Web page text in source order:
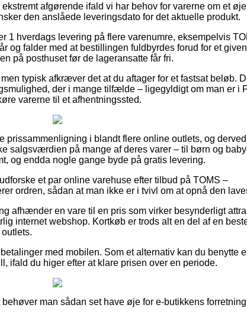
afgørende ifald vi har behov for varerne om et
den anslåede leveringsdato for det aktuelle produkt.
1 hverdags levering på flere varenumre, eksempelvis
og falder med at bestillingen fuldbyrdes forud for et
på posthuset før de lageransatte får fri.
typisk afkræver det at du aftager for et fastsat beløb.
der i mange tilfælde – ligegyldigt om man er i
varerne til et afhentningssted.
prissammenligning i blandt flere online outlets, og derved
salgsværdien på mange af deres varer – til børn og
og endda nogle gange byde på gratis levering.
et par online varehuse efter tilbud på TOMS –
ordren, sådan at man ikke er i tvivl om at opnå den
afhænder en vare til en pris som virker besynderligt
internet webshop. Kortkøb er trods alt en del af en
med mobilen. Som et alternativ kan du benytte
ifald du higer efter at klare prisen over en periode.
man sådan set have øje for e-butikkens